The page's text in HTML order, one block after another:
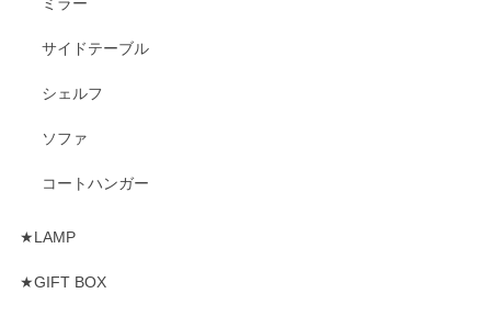
サイドテーブル
シェルフ
ソファ
コートハンガー
★LAMP
★GIFT BOX